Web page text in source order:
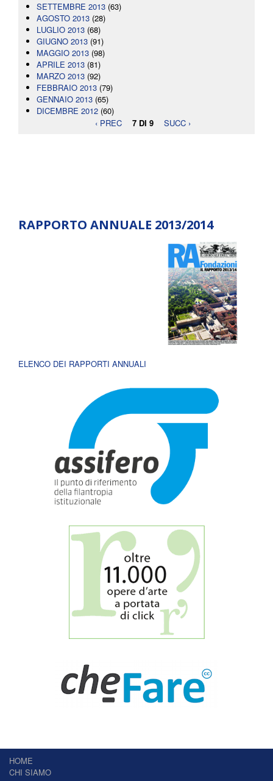
SETTEMBRE 2013 (63)
AGOSTO 2013 (28)
LUGLIO 2013 (68)
GIUGNO 2013 (91)
MAGGIO 2013 (98)
APRILE 2013 (81)
MARZO 2013 (92)
FEBBRAIO 2013 (79)
GENNAIO 2013 (65)
DICEMBRE 2012 (60)
‹ PREC
7 DI 9 SUCC ›
RAPPORTO ANNUALE 2013/2014
ELENCO DEI RAPPORTI ANNUALI
HOME
CHI SIAMO